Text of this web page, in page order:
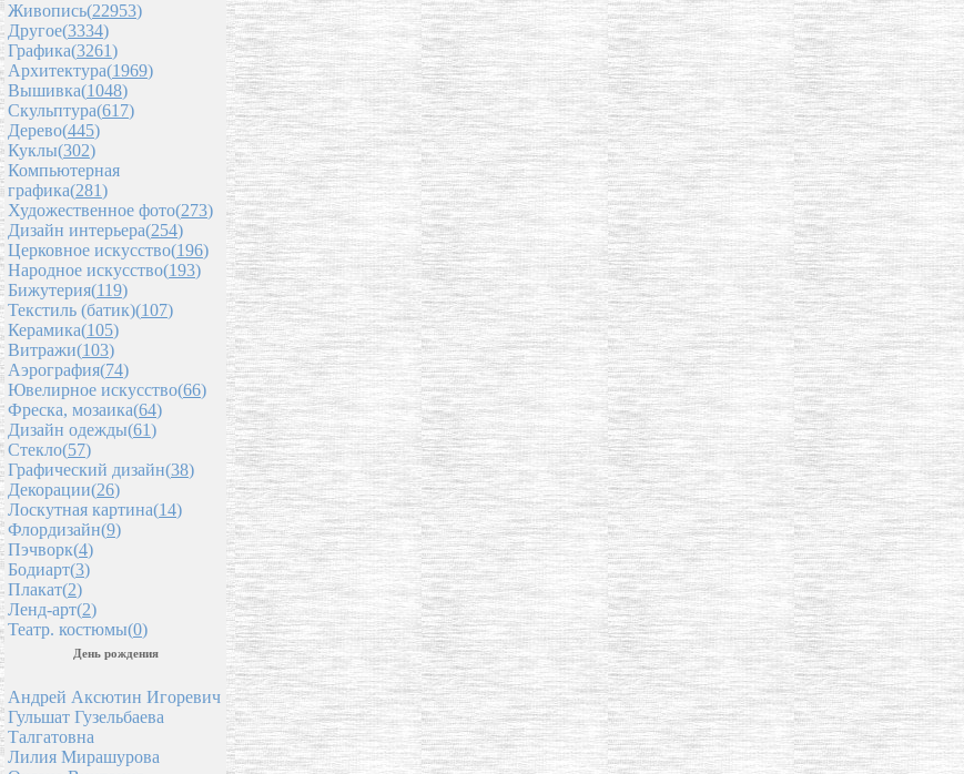
Живопись(22953)
Другое(3334)
Графика(3261)
Архитектура(1969)
Вышивка(1048)
Скульптура(617)
Дерево(445)
Куклы(302)
Компьютерная
графика(281)
Художественное фото(273)
Дизайн интерьера(254)
Церковное искусство(196)
Народное искусство(193)
Бижутерия(119)
Текстиль (батик)(107)
Керамика(105)
Витражи(103)
Аэрография(74)
Ювелирное искусство(66)
Фреска, мозаика(64)
Дизайн одежды(61)
Стекло(57)
Графический дизайн(38)
Декорации(26)
Лоскутная картина(14)
Флордизайн(9)
Пэчворк(4)
Бодиарт(3)
Плакат(2)
Ленд-арт(2)
Театр. костюмы(0)
День рождения
Андрей Аксютин Игоревич
Гульшат Гузельбаева
Талгатовна
Лилия Мирашурова